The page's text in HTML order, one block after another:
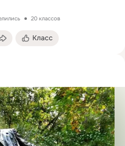
20 классов
Класс